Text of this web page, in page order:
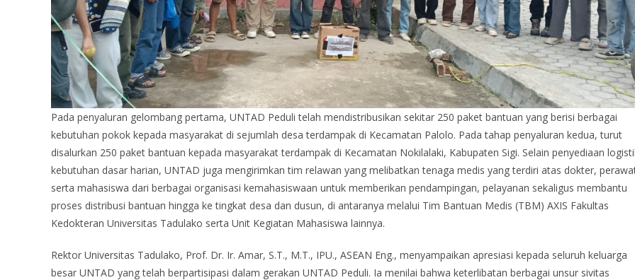
Pada penyaluran gelombang pertama, UNTAD Peduli telah mendistribusikan sekitar 250 paket bantuan yang berisi berbagai
kebutuhan pokok kepada masyarakat di sejumlah desa terdampak di Kecamatan Palolo. Pada tahap penyaluran kedua, turut
disalurkan 250 paket bantuan kepada masyarakat terdampak di Kecamatan Nokilalaki, Kabupaten Sigi. Selain penyediaan
kebutuhan dasar harian, UNTAD juga mengirimkan tim relawan yang melibatkan tenaga medis yang terdiri atas dokter,
serta mahasiswa dari berbagai organisasi kemahasiswaan untuk memberikan pendampingan, pelayanan sekaligus membantu
proses distribusi bantuan hingga ke tingkat desa dan dusun, di antaranya melalui Tim Bantuan Medis (TBM) AXIS Fakultas
Kedokteran Universitas Tadulako serta Unit Kegiatan Mahasiswa lainnya.
Rektor Universitas Tadulako, Prof. Dr. Ir. Amar, S.T., M.T., IPU., ASEAN Eng., menyampaikan apresiasi kepada seluruh keluarga
besar UNTAD yang telah berpartisipasi dalam gerakan UNTAD Peduli. Ia menilai bahwa keterlibatan berbagai unsur sivitas